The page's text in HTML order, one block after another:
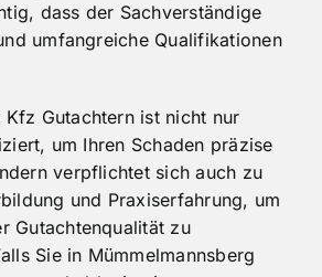
dass der Sachverständige
umfangreiche Qualifikationen
Kfz Gutachtern ist nicht nur
um Ihren Schaden präzise
verpflichtet sich auch zu
und Praxiserfahrung, um
Gutachtenqualität zu
Sie in Mümmelmannsberg